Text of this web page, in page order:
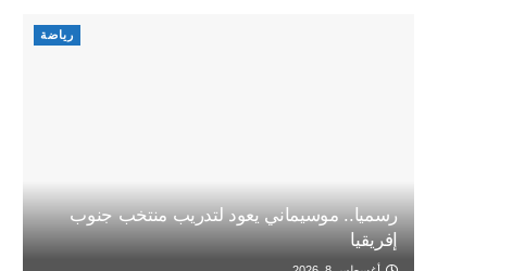
رياضة
رسميا.. موسيماني يعود لتدريب منتخب جنوب
إفريقيا